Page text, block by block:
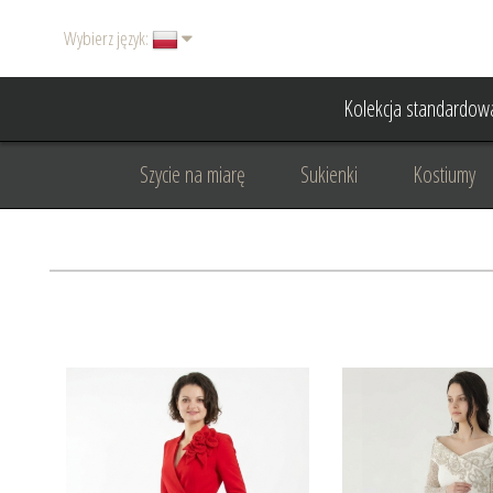
Wybierz język:
Kolekcja
Szycie na miarę Sukienki Kostiumy